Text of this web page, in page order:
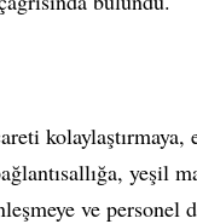
kolaylaştırmaya,
yeşil
ve personel